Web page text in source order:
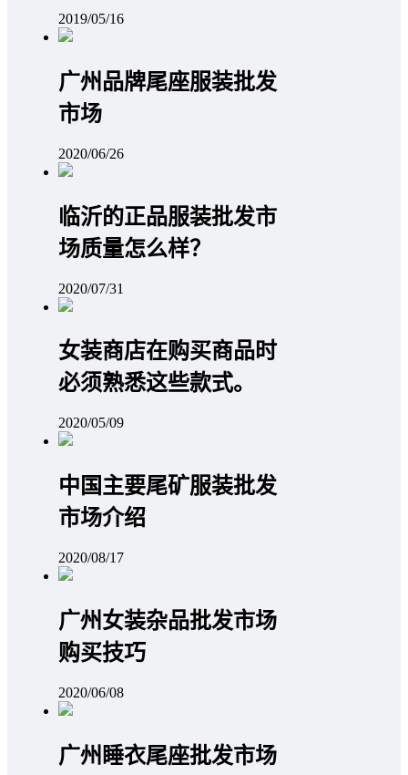
2019/05/16
广州品牌尾座服装批发
市场
2020/06/26
临沂的正品服装批发市
场质量怎么样？
2020/07/31
女装商店在购买商品时
必须熟悉这些款式。
2020/05/09
中国主要尾矿服装批发
市场介绍
2020/08/17
广州女装杂品批发市场
购买技巧
2020/06/08
广州睡衣尾座批发市场